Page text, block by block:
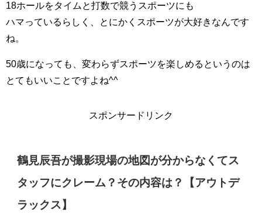
18ホールをタイムと打数で競うスポーツにも
ハマっているらしく、とにかくスポーツが大好きなんです
ね。
50歳になっても、変わらずスポーツを楽しめるというのは
とてもいいことですよね^^
スポンサードリンク
鶴見辰吾が撮影現場の地図が分からなくてス
タッフにクレーム？その内容は？【アウトデ
ラックス】